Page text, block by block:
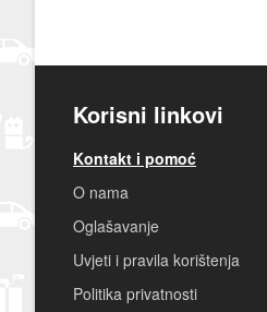
Korisni linkovi
Kontakt i pomoć
O nama
Oglašavanje
Uvjeti i pravila korištenja
Politika privatnosti